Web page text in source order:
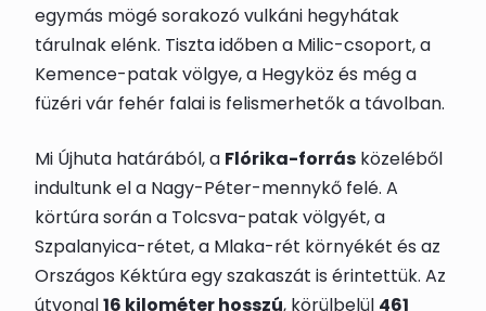
egymás mögé sorakozó vulkáni hegyhátak
tárulnak elénk. Tiszta időben a Milic-csoport, a
Kemence-patak völgye, a Hegyköz és még a
füzéri vár fehér falai is felismerhetők a távolban.
Mi Újhuta határából, a Flórika-forrás közeléből
indultunk el a Nagy-Péter-mennykő felé. A
körtúra során a Tolcsva-patak völgyét, a
Szpalanyica-rétet, a Mlaka-rét környékét és az
Országos Kéktúra egy szakaszát is érintettük. Az
útvonal16 kilométer hosszú, körülbelül 461